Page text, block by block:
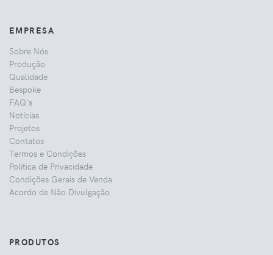
EMPRESA
Sobre Nós
Produção
Qualidade
Bespoke
FAQ's
Notícias
Projetos
Contatos
Termos e Condições
Politica de Privacidade
Condições Gerais de Venda
Acordo de Não Divulgação
PRODUTOS